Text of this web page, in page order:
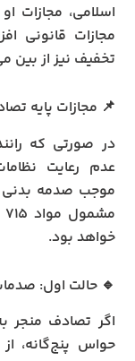
اسلامی، مجازات
مجازات قانونی
تخفیف نیز از بین
📌 مجازات پایه
در صورتی که
عدم رعایت
موجب صدمه
خواهد بود.
🔹 حالت اول: صدمات
اگر تصادف منجر
حواس پنج‌گانه،